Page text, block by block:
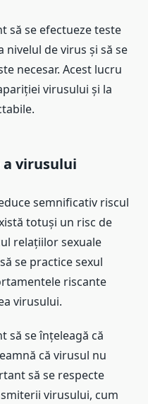
să se efectueze teste
de virus și să se
necesar. Acest lucru
virusului și la
virusului
semnificativ riscul
totuși un risc de
relațiilor sexuale
se practice sexul
riscante
virusului.
să se înțeleagă că
că virusul nu
să se respecte
virusului, cum